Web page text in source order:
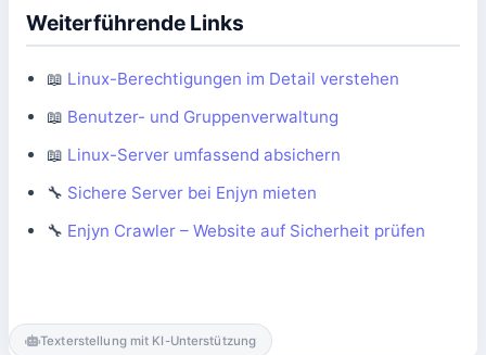
Weiterführende Links
📖 Linux-Berechtigungen im Detail verstehen
📖 Benutzer- und Gruppenverwaltung
📖 Linux-Server umfassend absichern
🔧 Sichere Server bei Enjyn mieten
🔧 Enjyn Crawler – Website auf Sicherheit prüfen
Texterstellung mit KI-Unterstützung